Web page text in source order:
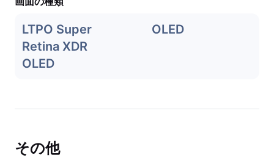
LTPO Super
Retina XDR
OLED
OLED
その他